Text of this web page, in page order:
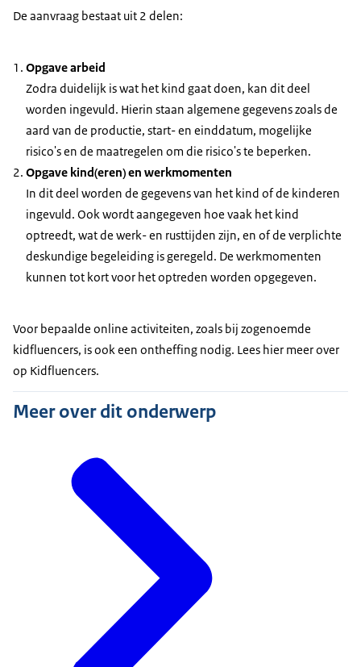
De aanvraag bestaat uit 2 delen:
Opgave arbeid
Zodra duidelijk is wat het kind gaat doen, kan dit deel
worden ingevuld. Hierin staan algemene gegevens zoals de
aard van de productie, start- en einddatum, mogelijke
risico's en de maatregelen om die risico's te beperken.
Opgave kind(eren) en werkmomenten
In dit deel worden de gegevens van het kind of de kinderen
ingevuld. Ook wordt aangegeven hoe vaak het kind
optreedt, wat de werk- en rusttijden zijn, en of de verplichte
deskundige begeleiding is geregeld. De werkmomenten
kunnen tot kort voor het optreden worden opgegeven.
Voor bepaalde online activiteiten, zoals bij zogenoemde
kidfluencers, is ook een ontheffing nodig. Lees hier meer over
op Kidfluencers.
Meer over dit onderwerp